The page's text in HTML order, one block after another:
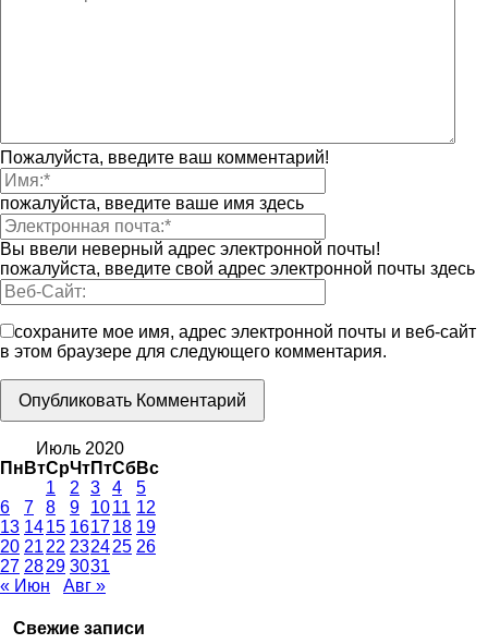
Пожалуйста, введите ваш комментарий!
пожалуйста, введите ваше имя здесь
Вы ввели неверный адрес электронной почты!
пожалуйста, введите свой адрес электронной почты здесь
сохраните мое имя, адрес электронной почты и веб-сайт
в этом браузере для следующего комментария.
Июль 2020
Пн ВтСрЧтПтСбВс
1
2 3 4
5
6
7 8 9 1011 12
13 1415 161718 19
20 21 22 232425 26
27 2829 3031
« Июн
Авг »
Свежие записи